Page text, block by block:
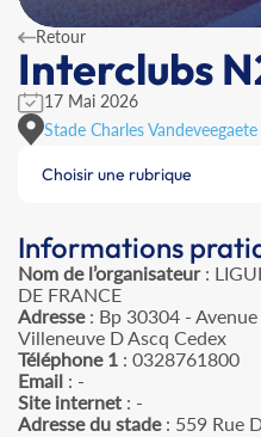
Retour
Interclubs
17 Mai 2026
Stade Charles
Choisir une rubrique
Informations
Nom de l’organisateur:
DE FRANCE
Adresse: Bp 30304 -
Villeneuve D Ascq Cedex
Téléphone 1 : 0328761800
Email : -
Site internet : -
Adresse du stade: 559 Rue